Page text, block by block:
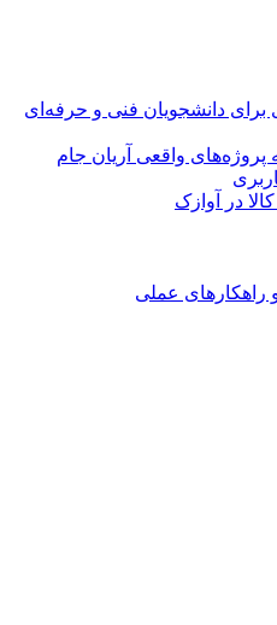
برای دانشجویان فنی و حرفه‌ای
واقعی آریان جام
در آوازک
راهکارهای عملی